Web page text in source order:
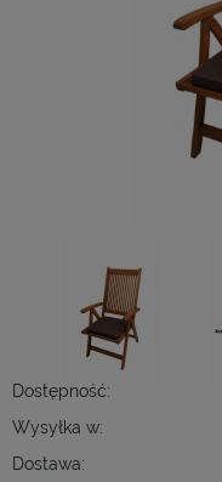
Dostępność:
Wysyłka w:
Dostawa: